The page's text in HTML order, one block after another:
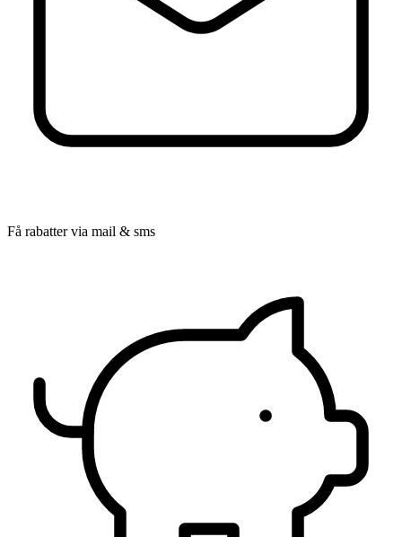
Få rabatter via mail & sms